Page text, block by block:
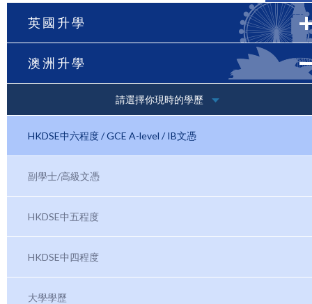
英國升學
澳洲升學
請選擇你現時的學歷
HKDSE中六程度 / GCE A-level / IB文憑
副學士/高級文憑
HKDSE中五程度
HKDSE中四程度
大學學歷